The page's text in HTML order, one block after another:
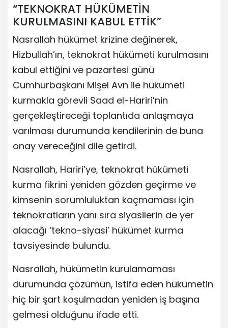
“TEKNOKRAT HÜKÜMETİN
KURULMASINI KABUL ETTİK”
Nasrallah hükümet krizine değinerek,
Hizbullah’ın, teknokrat hükümeti kurulmasını
kabul ettiğini ve pazartesi günü
Cumhurbaşkanı Mişel Avn ile hükümeti
kurmakla görevli Saad el-Hariri’nin
gerçekleştireceği toplantıda anlaşmaya
varılması durumunda kendilerinin de buna
onay vereceğini dile getirdi.
Nasrallah, Hariri’ye, teknokrat hükümeti
kurma fikrini yeniden gözden geçirme ve
kimsenin sorumluluktan kaçmaması için
teknokratların yanı sıra siyasilerin de yer
alacağı ‘tekno-siyasi’ hükümet kurma
tavsiyesinde bulundu.
Nasrallah, hükümetin kurulamaması
durumunda çözümün, istifa eden hükümetin
hiç bir şart koşulmadan yeniden iş başına
gelmesi olduğunu ifade etti.